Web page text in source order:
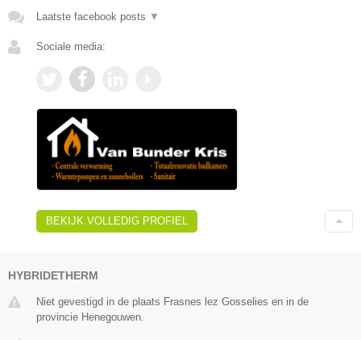
Laatste facebook posts ▼
Sociale media:
BEKIJK VOLLEDIG PROFIEL
HYBRIDETHERM
Niet gevestigd in de plaats Frasnes lez Gosselies en in de
provincie Henegouwen.